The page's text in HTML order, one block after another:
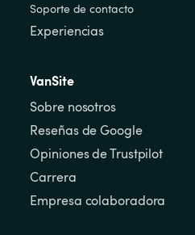
Soporte de contacto
Experiencias
VanSite
Sobre nosotros
Reseñas de Google
Opiniones de Trustpilot
Carrera
Empresa colaboradora